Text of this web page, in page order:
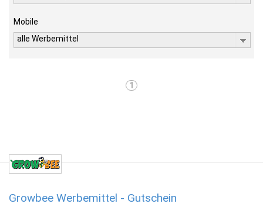
Mobile
alle Werbemittel
1
Growbee Werbemittel - Gutschein